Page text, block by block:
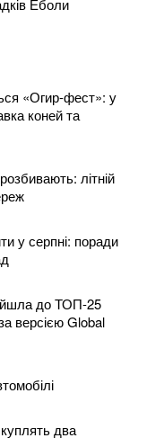
«Огир-фест»: у
коней та
літній
у серпні: поради
до ТОП-25
версією Global
два